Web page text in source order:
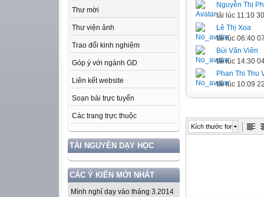
Thư mời
Thư viện ảnh
Trao đổi kinh nghiệm
Góp ý với ngành GD
Liên kết website
Soạn bài trực tuyến
Các trang trực thuộc
TÀI NGUYÊN DẠY HỌC
CÁC Ý KIẾN MỚI NHẤT
Mình nghỉ dạy vào tháng 3.2014
Nguyễn Thị
tải lúc 11:10
Lê Thị Xoa
tải lúc 06:40
Bùi Văn Viên
tải lúc 14:30
Phan Thi Thu
tải lúc 10:09
Kích thước font